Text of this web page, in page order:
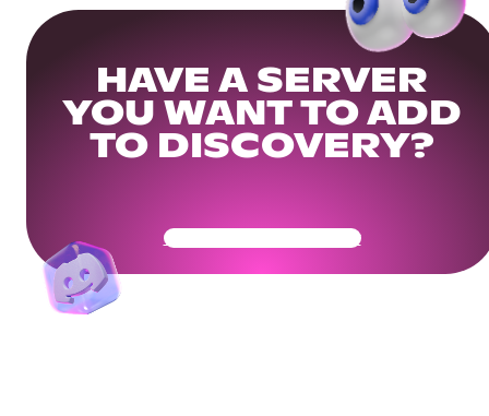
HAVE A SERVER
YOU WANT TO ADD
TO DISCOVERY?
Get Your Community Ready